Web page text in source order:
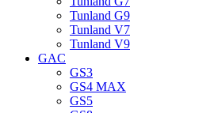
Tunland G9
Tunland V7
Tunland V9
GAC
GS3
GS4 MAX
GS5